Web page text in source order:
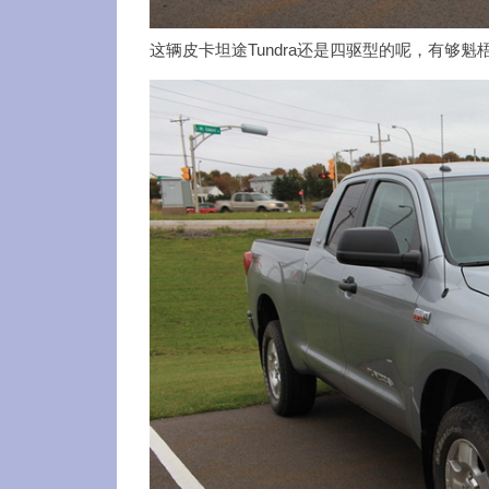
这辆皮卡坦途Tundra还是四驱型的呢，有够魁